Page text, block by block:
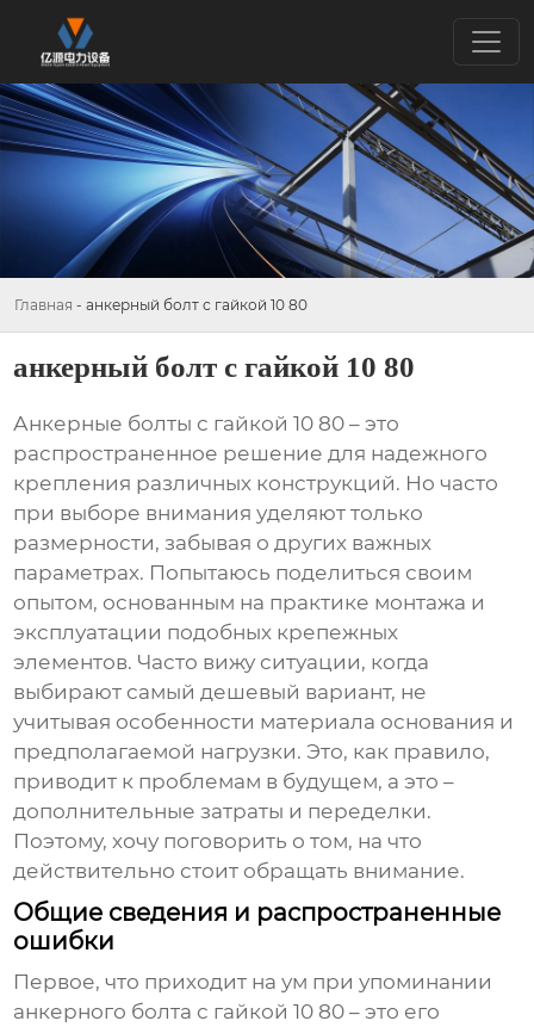
Главная - анкерный болт с гайкой 10 80
анкерный болт с гайкой 10 80
Анкерные болты с гайкой 10 80 – это
распространенное решение для надежного
крепления различных конструкций. Но часто
при выборе внимания уделяют только
размерности, забывая о других важных
параметрах. Попытаюсь поделиться своим
опытом, основанным на практике монтажа и
эксплуатации подобных крепежных
элементов. Часто вижу ситуации, когда
выбирают самый дешевый вариант, не
учитывая особенности материала основания и
предполагаемой нагрузки. Это, как правило,
приводит к проблемам в будущем, а это –
дополнительные затраты и переделки.
Поэтому, хочу поговорить о том, на что
действительно стоит обращать внимание.
Общие сведения и распространенные
ошибки
Первое, что приходит на ум при упоминании
анкерного болта с гайкой 10 80 – это его